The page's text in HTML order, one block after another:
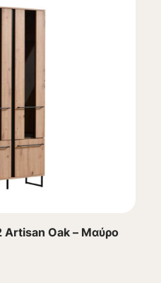
Artisan Oak – Μαύρο